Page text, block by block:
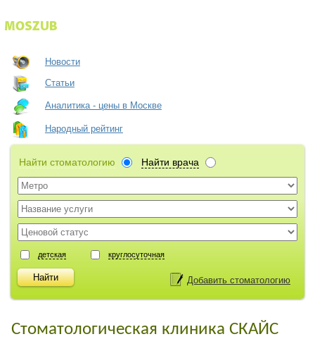
Новости
Статьи
Аналитика - цены в Москве
Народный рейтинг
Найти стоматологию Найти врача
детская круглосуточная
Добавить стоматологию
Стоматологическая клиника СКАЙС